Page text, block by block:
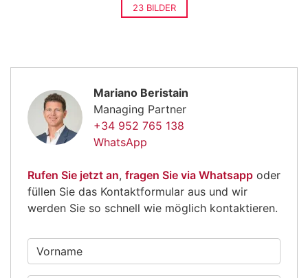
23 BILDER
Mariano Beristain
Managing Partner
+34 952 765 138
WhatsApp
Rufen Sie jetzt an, fragen Sie via Whatsapp oder
füllen Sie das Kontaktformular aus und wir
werden Sie so schnell wie möglich kontaktieren.